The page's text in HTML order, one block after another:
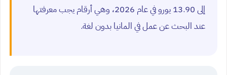
إلى 13.90 يورو في عام 2026، وهي أرقام يجب معرفتها
عند البحث عن عمل في المانيا بدون لغة.